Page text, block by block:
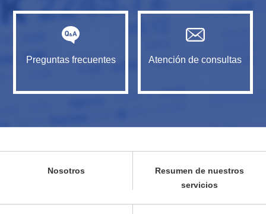
Preguntas frecuentes Atención de consultas
Nosotros
Resumen de nuestros
servicios